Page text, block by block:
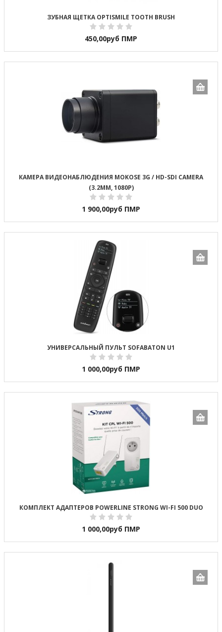
ЗУБНАЯ ЩЕТКА OPTISMILE TOOTH BRUSH
450,00руб ПМР
КАМЕРА ВИДЕОНАБЛЮДЕНИЯ MOKOSE 3G / HD-SDI CAMERA
(3.2MM, 1080P)
1 900,00руб ПМР
УНИВЕРСАЛЬНЫЙ ПУЛЬТ SOFABATON U1
1 000,00руб ПМР
КОМПЛЕКТ АДАПТЕРОВ POWERLINE STRONG WI-FI 500 DUO
1 000,00руб ПМР